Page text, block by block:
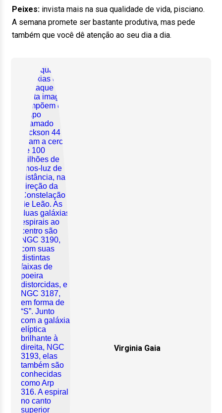
Peixes: invista mais na sua qualidade de vida, pisciano.
A semana promete ser bastante produtiva, mas pede
também que você dê atenção ao seu dia a dia.
Virginia Gaia